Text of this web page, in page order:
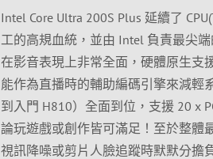
Intel Core Ultra 200S Plus 延續了
工的高規血統，並由 Intel 負責最尖
在影音表現上非常全面，硬體原生支
能作為直播時的輔助編碼引擎來減輕
到入門 H810）全面到位，支援 20 x
論玩遊戲或創作皆可滿足！至於整體
視訊降噪或剪片人臉追蹤時默默分擔